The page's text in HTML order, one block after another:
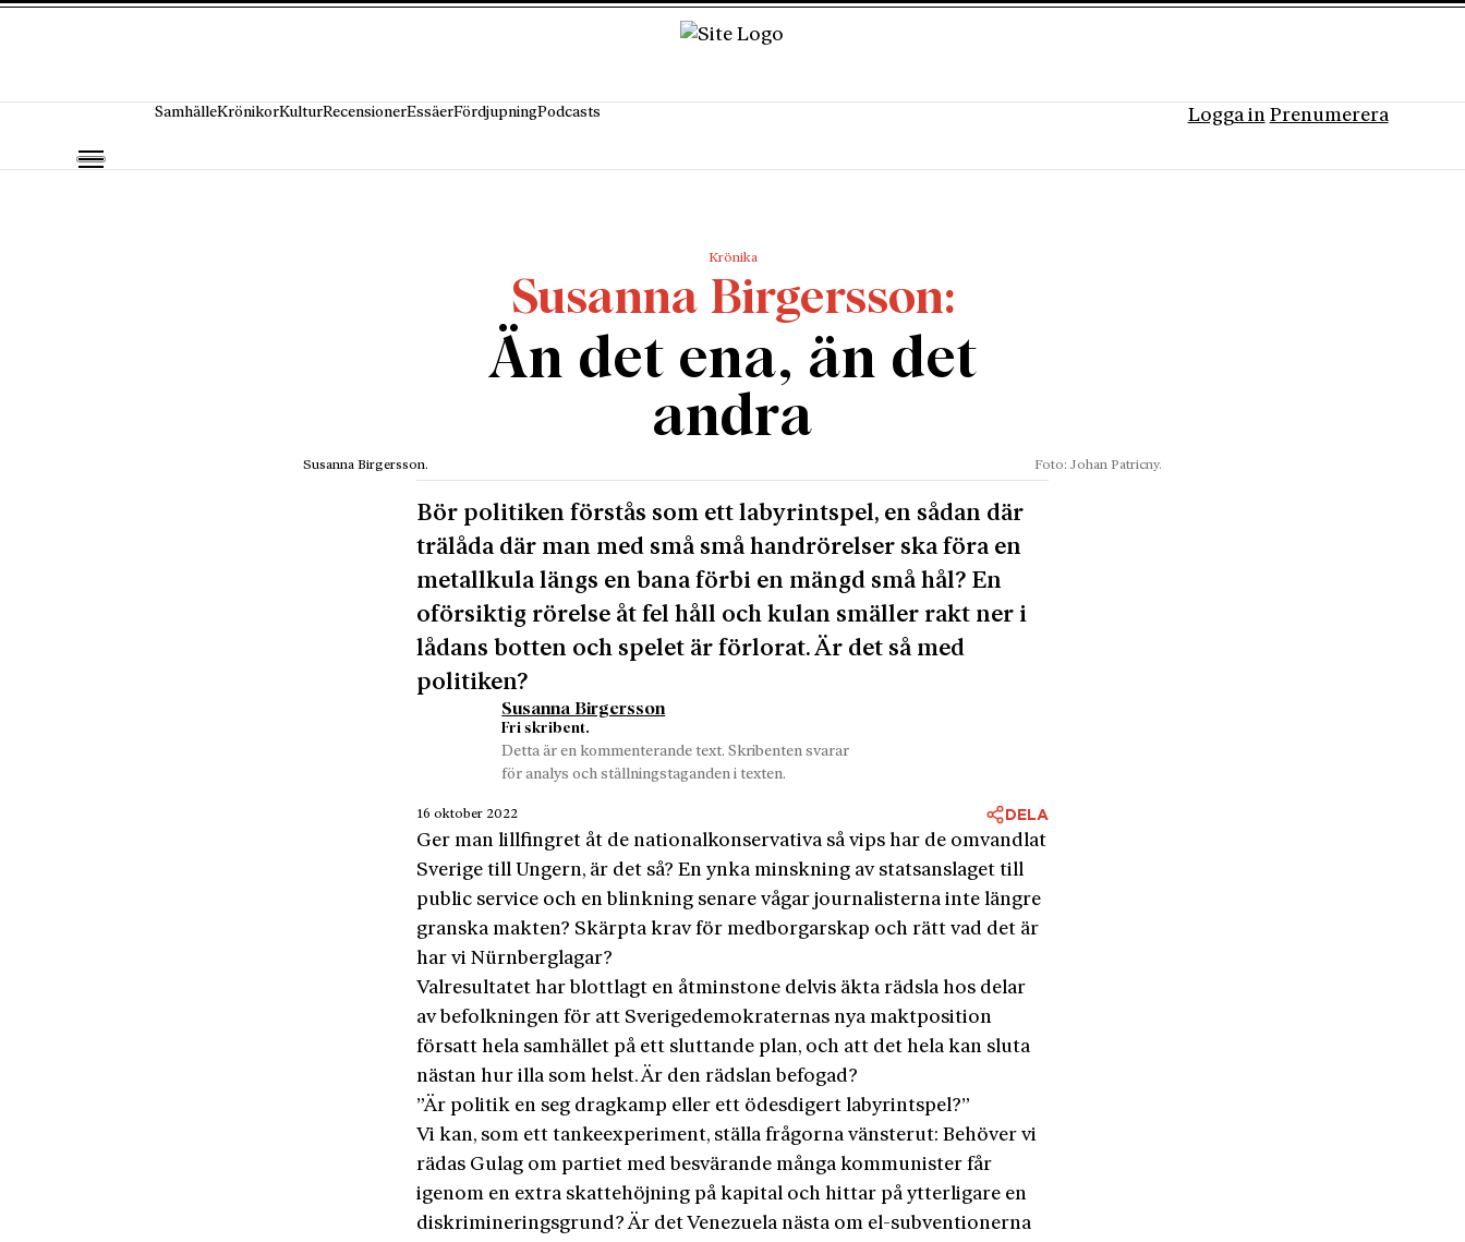
SamhälleKrönikorKulturRecensionerEssäerFördjupningPodcasts Logga in Prenumerera
Krönika
Susanna Birgersson
Än det ena, än det
andra
Susanna Birgersson. Foto: Johan Patricny.
Bör politiken förstås som ett labyrintspel, en sådan där
trälåda där man med små små handrörelser ska föra en
metallkula längs en bana förbi en mängd små hål? En
oförsiktig rörelse åt fel håll och kulan smäller rakt ner i
lådans botten och spelet är förlorat. Är det så med
politiken?
Susanna Birgersson
Fri skribent.
Detta är en kommenterande text. Skribenten svarar
för analys och ställningstaganden i texten.
16 oktober 2022 DELA
Ger man lillfingret åt de nationalkonservativa så vips har de omvandlat
Sverige till Ungern, är det så? En ynka minskning av statsanslaget till
public service och en blinkning senare vågar journalisterna inte längre
granska makten? Skärpta krav för medborgarskap och rätt vad det är
har vi Nürnberglagar?
Valresultatet har blottlagt en åtminstone delvis äkta rädsla hos delar
av befolkningen för att Sverigedemokraternas nya maktposition
försatt hela samhället på ett sluttande plan, och att det hela kan sluta
nästan hur illa som helst. Är den rädslan befogad?
”Är politik en seg dragkamp eller ett ödesdigert labyrint­spel?”
Vi kan, som ett tankeexperiment, ställa frågorna vänsterut: Behöver vi
rädas Gulag om partiet med besvärande många kommunister får
igenom en extra skattehöjning på kapital och hittar på ytterligare en
diskrimineringsgrund? Är det Venezuela nästa om el-subventionerna